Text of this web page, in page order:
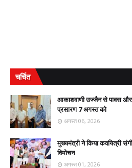
चर्चित
आकाशवाणी उज्जैन से पावस और
प्रसारण 7 अगस्त को
अगस्त 06, 2026
मुख्यमंत्री ने किया कवयित्री
विमोचन
अगस्त 01, 2026